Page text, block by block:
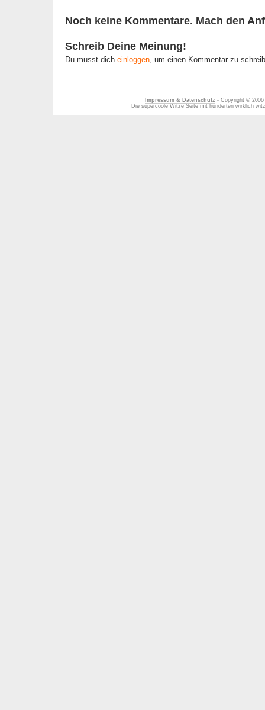
Noch keine Kommentare. Mach den
Schreib Deine Meinung!
Du musst dich einloggen, um einen Kommentar zu
Impressum & Datenschutz - Copyright ©
Die supercoole Witze Seite mit hunderten wirklich